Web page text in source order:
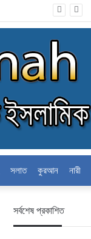
সলাত কুরআন নারী
স‍র্বশেষ প্রকাশিত